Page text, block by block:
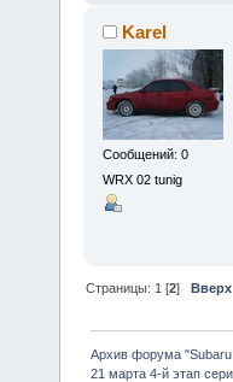
Karel
Сообщений: 0
WRX 02 tunig
Страницы: 1 [2]Вверх
Архив форума "Subaru
21 марта 4-й этап